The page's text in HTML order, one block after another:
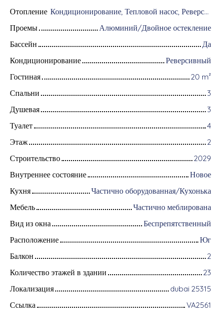
Отопление
Кондиционирование, Тепловой насос, Реверсивный/Индивидуальнoe
Проемы
Алюминий/Двойное остекление
Бассейн
Да
Кондиционирование
Реверсивный
Гостиная
20 m²
Спальни
3
Душевая
3
Туалет
4
Этаж
2
Строительство
2029
Внутреннее состояние
Новое
Кухня
Частично оборудованная/Кухонька
Мебель
Частично меблирована
Вид из окна
Беспрепятственный
Расположение
Юг
Балкон
2
Количество этажей в здании
23
Локализация
dubai 25315
Ссылка
VA2561